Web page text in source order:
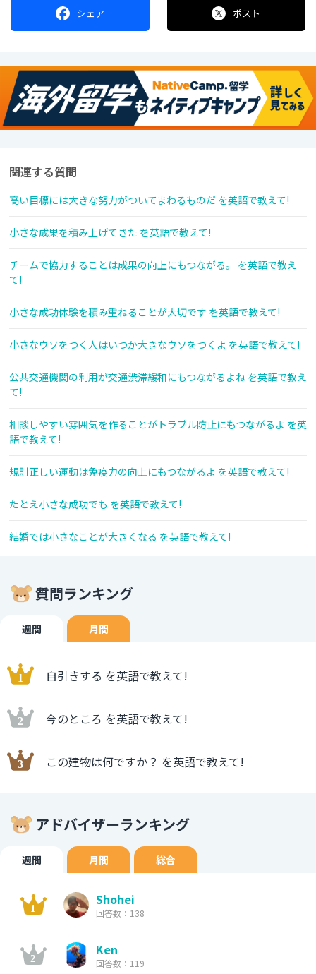
シェア ポスト
関連する質問
高い目標には大きな努力がついてまわるものだ を英語で教えて!
小さな成果を積み上げてきた を英語で教えて!
チームで協力することは成果の向上にもつながる。 を英語で教え
て!
小さな成功体験を積み重ねることが大切です を英語で教えて!
小さなウソをつく人はいつか大きなウソをつくよ を英語で教えて!
公共交通機関の利用が交通渋滞緩和にもつながるよね を英語で教え
て!
相談しやすい雰囲気を作ることがトラブル防止にもつながるよ を英
語で教えて!
規則正しい運動は免疫力の向上にもつながるよ を英語で教えて!
たとえ小さな成功でも を英語で教えて!
結婚では小さなことが大きくなる を英語で教えて!
質問ランキング
週間 月間
自引きする を英語で教えて!
今のところ を英語で教えて!
この建物は何ですか？ を英語で教えて!
アドバイザーランキング
週間 月間 総合
Shohei
回答数：138
Ken
回答数：119